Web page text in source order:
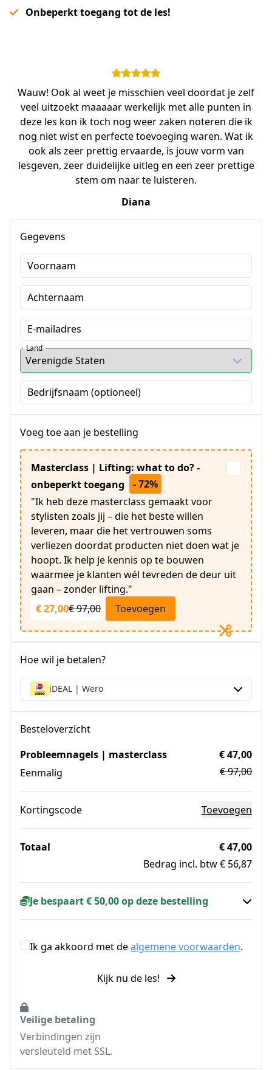
Onbeperkt toegang tot de les!
Wauw! Ook al weet je misschien veel doordat je zelf
veel uitzoekt maaaaar werkelijk met alle punten in
deze les kon ik toch nog weer zaken noteren die ik
nog niet wist en perfecte toevoeging waren. Wat ik
ook als zeer prettig ervaarde, is jouw vorm van
lesgeven, zeer duidelijke uitleg en een zeer prettige
stem om naar te luisteren.
Diana
Gegevens
Voornaam
Achternaam
E-mailadres
Land
Bedrijfsnaam (optioneel)
Voeg toe aan je bestelling
Masterclass | Lifting: what to do? -
onbeperkt toegang
- 72%
"Ik heb deze masterclass gemaakt voor
stylisten zoals jij – die het beste willen
leveren, maar die het vertrouwen soms
verliezen doordat producten niet doen wat je
hoopt. Ik help je kennis op te bouwen
waarmee je klanten wél tevreden de deur uit
gaan – zonder lifting."
€ 27,00€ 97,00 Toevoegen
Hoe wil je betalen?
iDEAL | Wero
Besteloverzicht
Probleemnagels | masterclass
Eenmalig
€ 47,00
€ 97,00
Kortingscode Toevoegen
Totaal
€ 47,00
Bedrag incl. btw € 56,87
Je bespaart € 50,00 op deze bestelling
Ik ga akkoord met dealgemene voorwaarden.
Kijk nu de les!
Veilige betaling
Verbindingen zijn
versleuteld met SSL.